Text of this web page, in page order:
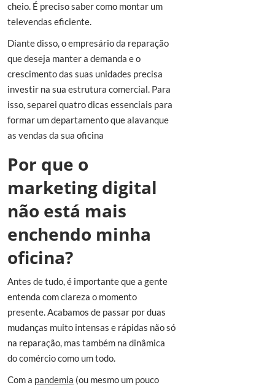
cheio. É preciso saber como montar um
televendas eficiente.
Diante disso, o empresário da reparação
que deseja manter a demanda e o
crescimento das suas unidades precisa
investir na sua estrutura comercial. Para
isso, separei quatro dicas essenciais para
formar um departamento que alavanque
as vendas da sua oficina
Por que o
marketing digital
não está mais
enchendo minha
oficina?
Antes de tudo, é importante que a gente
entenda com clareza o momento
presente. Acabamos de passar por duas
mudanças muito intensas e rápidas não só
na reparação, mas também na dinâmica
do comércio como um todo.
Com a pandemia (ou mesmo um pouco